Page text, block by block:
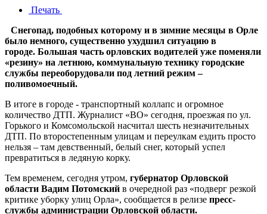
Печать
Снегопад, подобных которому и в зимние месяцы в Орле
было немного, существенно ухудшил ситуацию в
городе. Большая часть орловских водителей уже поменяли
«резину» на летнюю, коммунальную технику городские
службы переоборудовали под летний режим –
поливомоечный.
В итоге в городе - транспортный коллапс и огромное
количество ДТП. Журналист «ВО» сегодня, проезжая по ул.
Горького и Комсомольской насчитал шесть незначительных
ДТП. По второстепенным улицам и переулкам ездить просто
нельзя – там девственный, белый снег, который успел
превратиться в ледяную корку.
Тем временем, сегодня утром, губернатор Орловской
области Вадим Потомский в очередной раз «подверг резкой
критике уборку улиц Орла», сообщается в релизе пресс-
службы администрации Орловской области.